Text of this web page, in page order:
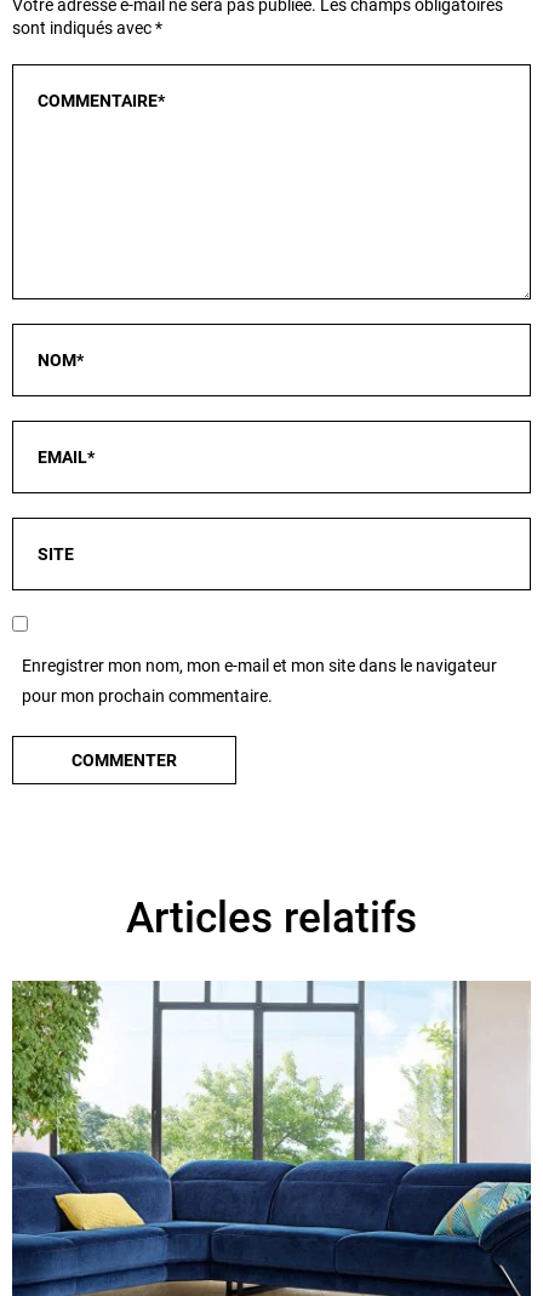
Votre adresse e-mail ne sera pas publiée.
Les champs obligatoires
sont indiqués avec*
Enregistrer mon nom, mon e-mail et mon site dans le navigateur
pour mon prochain commentaire.
Articles relatifs